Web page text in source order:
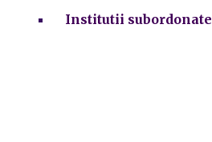
Institutii subordonate